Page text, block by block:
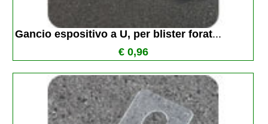
Gancio espositivo a U, per blister forat...
€ 0,96